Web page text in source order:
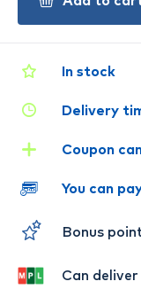
In stock
Delivery
Coupon
You can
Bonus
Can